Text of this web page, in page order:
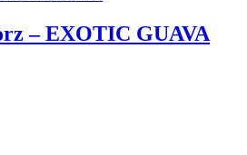
– EXOTIC GUAVA